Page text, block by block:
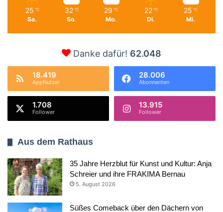
25 ℃
Sa.
32 ℃
So.
29 ℃
Mo.
22 ℃
Di.
25 ℃
Mi.
Danke dafür! 62.048
18.419
AppNutzer
28.006
Abonnenten
1.708
Follower
13.915
Follower
Aus dem Rathaus
35 Jahre Herzblut für Kunst und Kultur: Anja
Schreier und ihre FRAKIMA Bernau
5. August 2026
Süßes Comeback über den Dächern von